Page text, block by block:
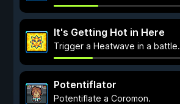
It's Getting Hot in Here
Trigger a Heatwave in a battle.
Potentiflator
Potentiflate a Coromon.